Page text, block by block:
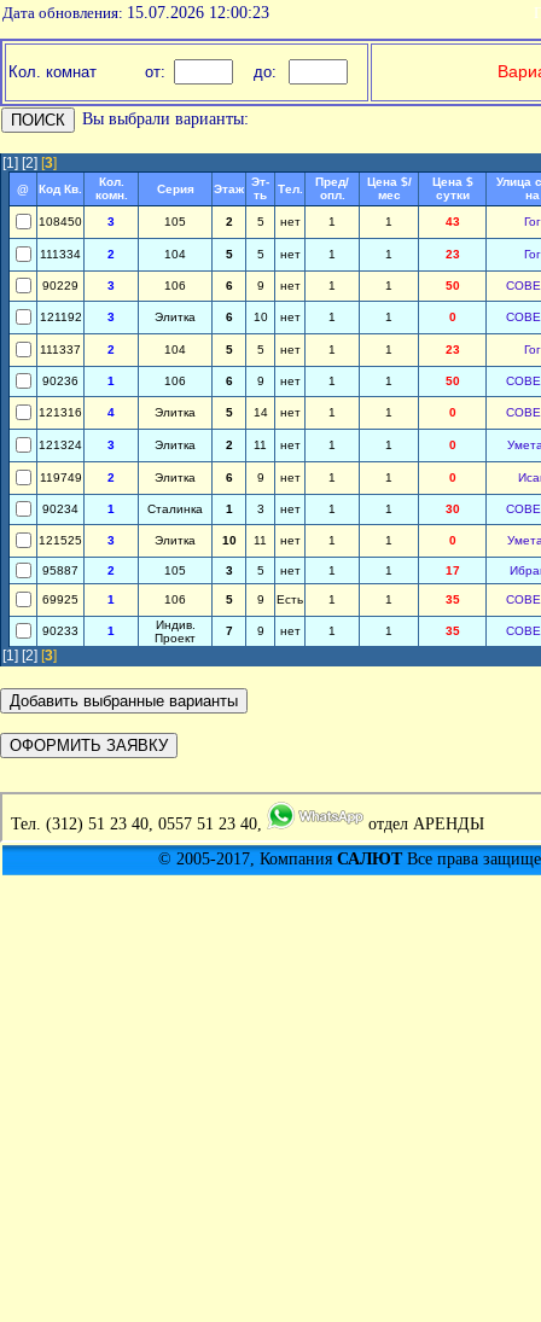
Дата обновления: 15.07.2026 12:00:23
Кол. комнат от: до:
Вы выбрали варианты:
[1] [2] [3]
@ Код Кв.
Кол.
комн.
Серия Этаж
Эт-
ть
Тел.
Пред/
опл.
Цена $/
мес
Цена $
сутки
Улица
108450
3 105 2 5 нет 1 1 43
111334 2 104 5 5 нет 1 1 23
90229 3 106 6 9 нет 1 1 50
121192 3 Элитка 6 10 нет 1 1 0
111337 2 104 5 5 нет 1 1 23
90236 1 106 6 9 нет 1 1 50
121316 4 Элитка 5 14 нет 1 1 0
121324 3 Элитка 2 11 нет 1 1 0
119749 2 Элитка 6 9 нет 1 1 0
90234 1 Сталинка 1 3 нет 1 1 30
121525 3 Элитка 10 11 нет 1 1 0
95887 2 105 3 5 нет 1 1 17
69925 1 106 5 9 Есть 1 1 35
90233 1
Индив.
Проект
7 9 нет 1 1 35
[1] [2] [3]
Тел. (312) 51 23 40, 0557 51 23 40,
отдел АРЕНДЫ
© 2005-2017, Компания САЛЮТВсе права